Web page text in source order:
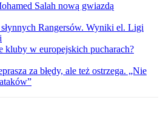
Salah nową gwiazdą
słynnych Rangersów. Wyniki el. Ligi
kluby w europejskich pucharach?
za błędy, ale też ostrzega. „Nie